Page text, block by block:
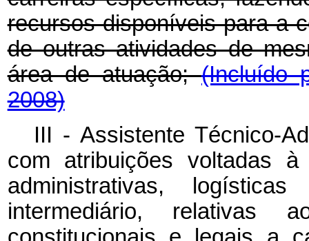
recursos disponíveis para a
de outras atividades de
área de atuação;(Incluído
2008)
III - Assistente Técnico-
com atribuições voltadas
administrativas,
intermediário, relativas